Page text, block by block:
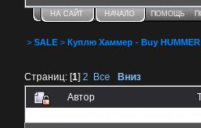
НА САЙТ НАЧАЛО ПОМОЩЬ
> SALE > Куплю Хаммер - Buy HUMMER
Страниц: [1] 2 Все Вниз
Автор